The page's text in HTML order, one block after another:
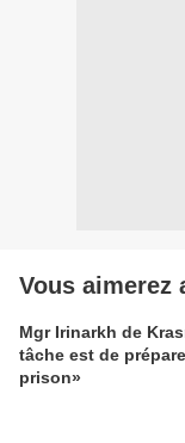
Vous aimerez
Mgr Irinarkh de
tâche est de
prison»